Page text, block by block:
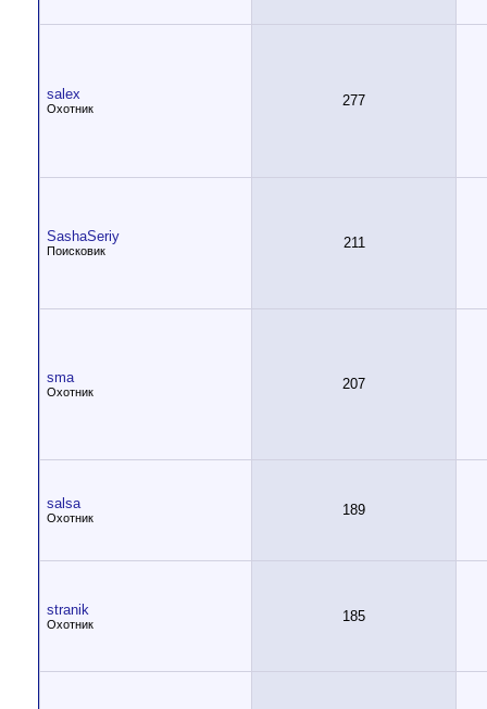
salex
Охотник 277
SashaSeriy
Поисковик 211
sma
Охотник 207
salsa
Охотник 189
stranik
Охотник 185